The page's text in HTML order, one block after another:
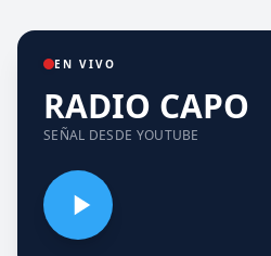
EN VIVO
RADIO CAPO
SEÑAL DESDE YOUTUBE